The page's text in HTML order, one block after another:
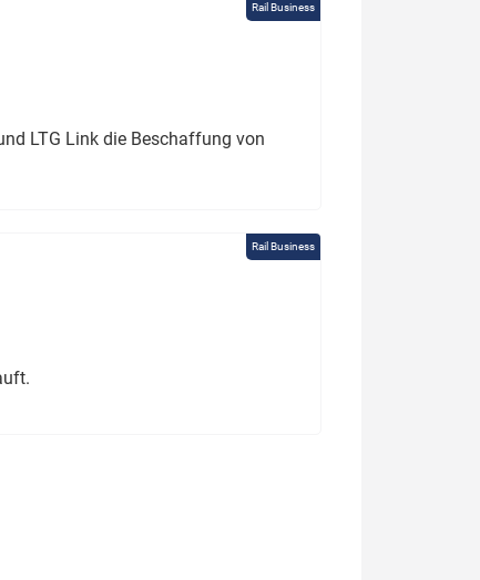
Rail Business
LTG Link die Beschaffung von
Rail Business